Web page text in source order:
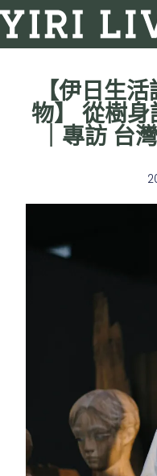
【伊日生
物】 從樹
｜專訪 台